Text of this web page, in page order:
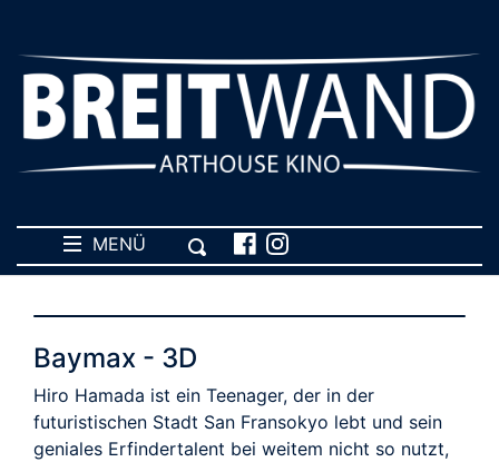
MENÜ
Baymax - 3D
Hiro Hamada ist ein Teenager, der in der
futuristischen Stadt San Fransokyo lebt und sein
geniales Erfindertalent bei weitem nicht so nutzt,